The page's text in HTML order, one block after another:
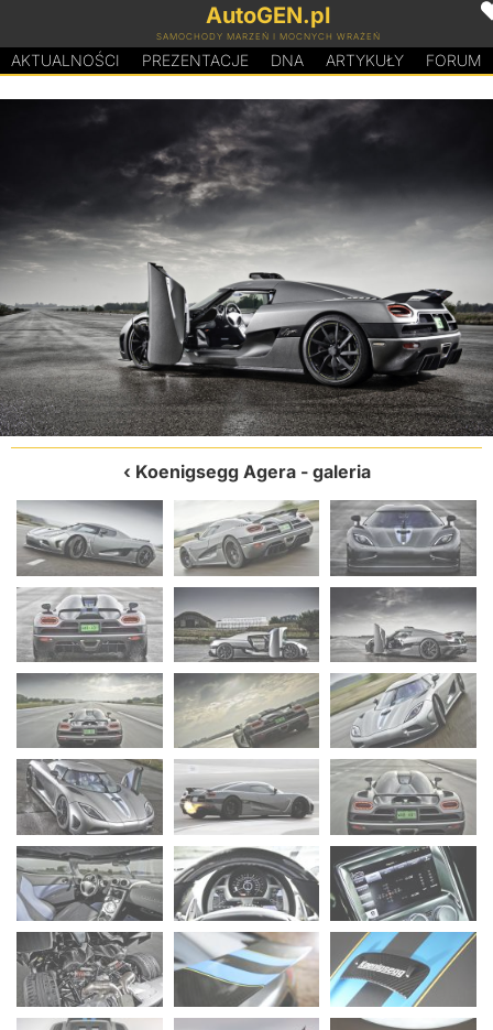
AutoGEN.pl
SAMOCHODY MARZEŃ I MOCNYCH WRAŻEŃ
AKTUALNOŚCI PREZENTACJE DNA ARTYKUŁY FORUM
Koenigsegg Agera- galeria